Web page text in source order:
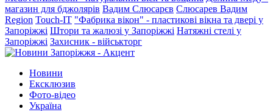
магазин для бджолярів Вадим Слюсарєв Слюсарев Вадим
Region Touch-IT "Фабрика вікон" - пластикові вікна та двері у
Запоріжжі Штори та жалюзі у Запоріжжі Натяжні стелі у
Запоріжжі Захисник - військторг
Новини
Ексклюзив
Фото-відео
Україна